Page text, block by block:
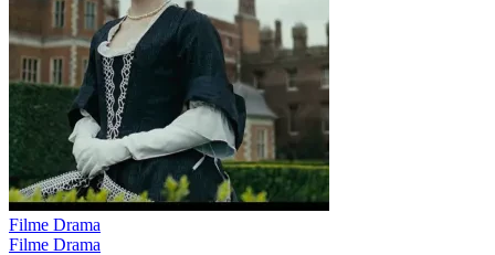
Filme Drama
Filme Drama